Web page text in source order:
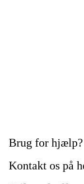
Brug for hjælp?
Kontakt os på